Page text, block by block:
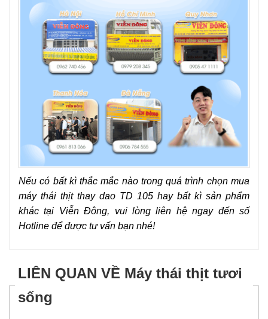
Nếu có bất kì thắc mắc nào trong quá trình chọn mua
máy thái thịt thay dao TD 105 hay bất kì sản phẩm
khác tại Viễn Đông, vui lòng liên hệ ngay đến số
Hotline để được tư vấn bạn nhé!
LIÊN QUAN VỀ Máy thái thịt tươi
sống